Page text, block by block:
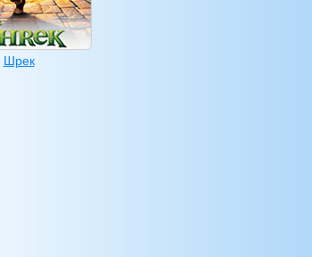
Шрек